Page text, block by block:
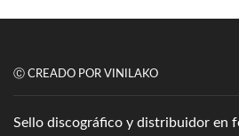
Ⓒ CREADO POR VINILAKO
Sello discográfico y distribuidor en